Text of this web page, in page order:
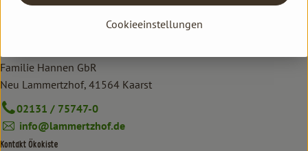
Familie Hannen GbR
Neu Lammertzhof, 41564 Kaarst
02131 / 75747-0
info@lammertzhof.de
Kontakt Ökokiste
Cookieeinstellungen